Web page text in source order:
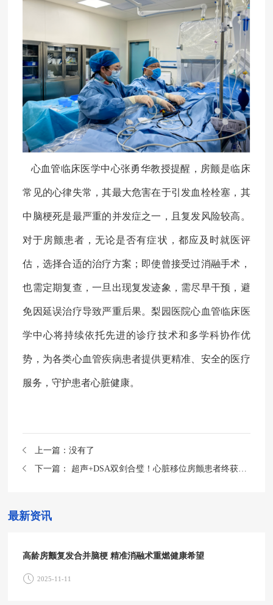
心血管临床医学中心张勇华教授提醒，房颤是临床
常见的心律失常，其最大危害在于引发血栓栓塞，其
中脑梗死是最严重的并发症之一，且复发风险较高。
对于房颤患者，无论是否有症状，都应及时就医评
估，选择合适的治疗方案；即使曾接受过消融手术，
也需定期复查，一旦出现复发迹象，需尽早干预，避
免因延误治疗导致严重后果。梨园医院心血管临床医
学中心将持续依托先进的诊疗技术和多学科协作优
势，为各类心血管疾病患者提供更精准、安全的医疗
服务，守护患者心脏健康。
上一篇：没有了
下一篇：
最新资讯
高龄房颤复发合并脑梗 精准消融术重燃健康希望
2025-11-11